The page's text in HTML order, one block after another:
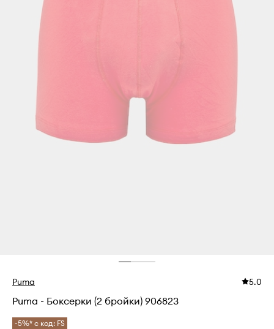
Puma 5.0
Puma - Боксерки (2 бройки) 906823
-5%* с код: FS